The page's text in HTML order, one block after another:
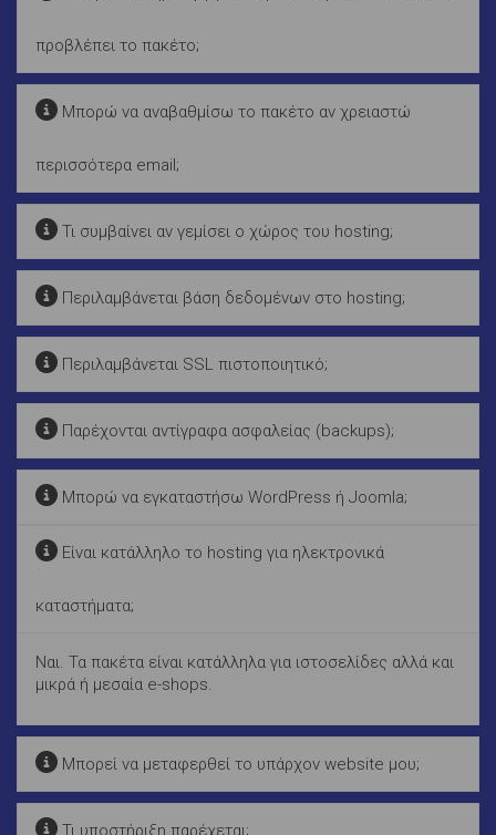
προβλέπει το πακέτο;
Μπορώ να αναβαθμίσω το πακέτο αν χρειαστώ
περισσότερα email;
Τι συμβαίνει αν γεμίσει ο χώρος του hosting;
Περιλαμβάνεται βάση δεδομένων στο hosting;
Περιλαμβάνεται SSL πιστοποιητικό;
Παρέχονται αντίγραφα ασφαλείας (backups);
Μπορώ να εγκαταστήσω WordPress ή Joomla;
Είναι κατάλληλο το hosting για ηλεκτρονικά
καταστήματα;
Ναι. Τα πακέτα είναι κατάλληλα για ιστοσελίδες αλλά και
μικρά ή μεσαία e-shops.
Μπορεί να μεταφερθεί το υπάρχον website μου;
Τι υποστήριξη παρέχεται;